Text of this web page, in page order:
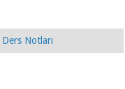
Ders Notları